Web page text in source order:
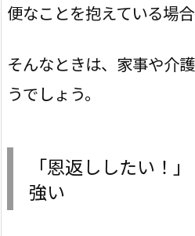
便なことを抱えている場合
そんなときは、家事や介
うでしょう。
「恩返ししたい！
強い